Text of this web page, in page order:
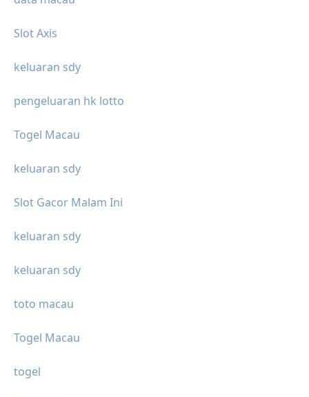
Slot Axis
keluaran sdy
pengeluaran hk lotto
Togel Macau
keluaran sdy
Slot Gacor Malam Ini
keluaran sdy
keluaran sdy
toto macau
Togel Macau
togel